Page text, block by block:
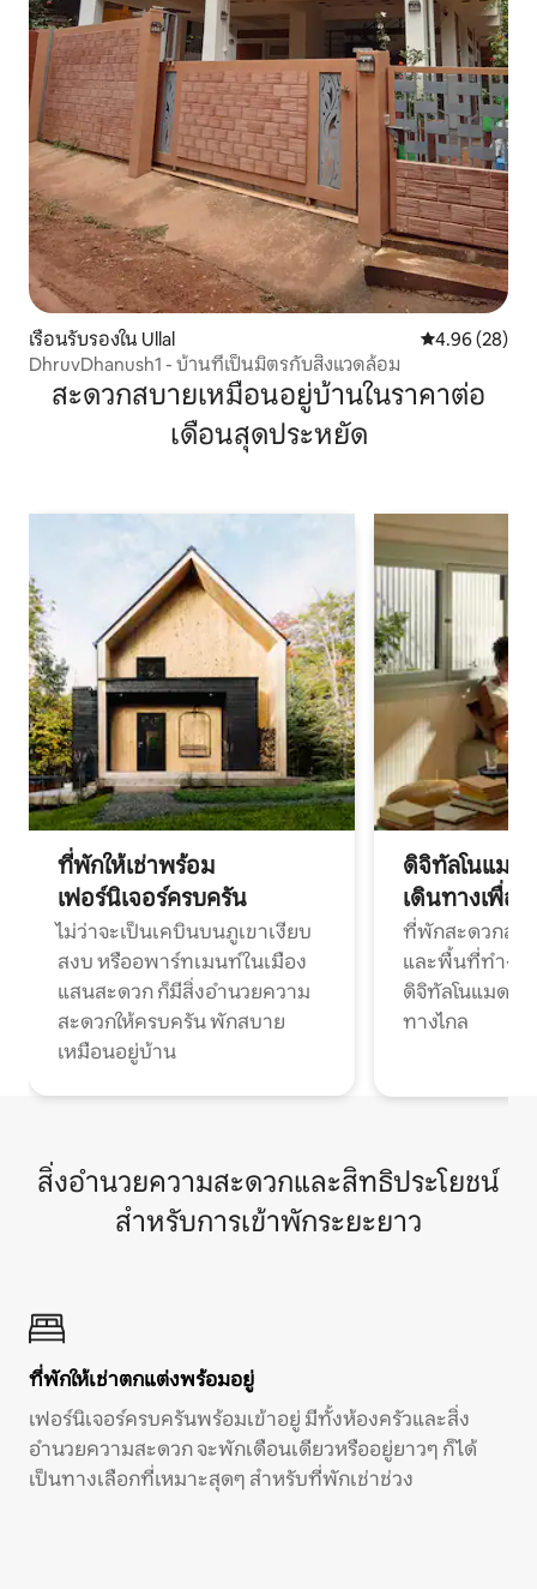
เรือนรับรองใน Ullal คะแนนเฉลี่ย
4.96 (28)
DhruvDhanush1 - บ้านที่เป็นมิตรกับสิ่งแวดล้อม
สะดวกสบายเหมือนอยู่บ้านในราคาต่อ
เดือนสุดประหยัด
ที่พักให้เช่าพร้อม
เฟอร์นิเจอร์ครบครัน
ไม่ว่าจะเป็นเคบินบนภูเขาเงียบ
สงบ หรืออพาร์ทเมนท์ในเมือง
แสนสะดวก ก็มีสิ่งอำนวยความ
สะดวกให้ครบครัน พักสบาย
เหมือนอยู่บ้าน
ดิจิทัลโนแมด
เดินทางเพื่อ
ที่พักสะดวกสบ
และพื้นที่ทำงา
ดิจิทัลโนแมดแ
ทางไกล
สิ่งอำนวยความสะดวกและสิทธิประโยชน์
สำหรับการเข้าพักระยะยาว
ที่พักให้เช่าตกแต่งพร้อมอยู่
เฟอร์นิเจอร์ครบครันพร้อมเข้าอยู่ มีทั้งห้องครัวและสิ่ง
อำนวยความสะดวก จะพักเดือนเดียวหรืออยู่ยาวๆ ก็ได้
เป็นทางเลือกที่เหมาะสุดๆ สำหรับที่พักเช่าช่วง